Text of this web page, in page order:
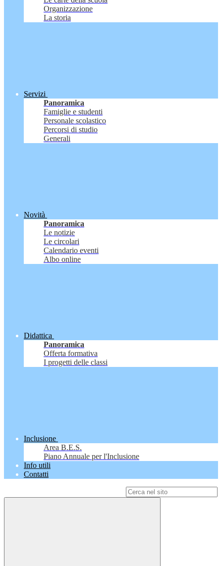
Organizzazione
La storia
Servizi
Panoramica
Famiglie e studenti
Personale scolastico
Percorsi di studio
Generali
Novità
Panoramica
Le notizie
Le circolari
Calendario eventi
Albo online
Didattica
Panoramica
Offerta formativa
I progetti delle classi
Inclusione
Area B.E.S.
Piano Annuale per l'Inclusione
Info utili
Contatti